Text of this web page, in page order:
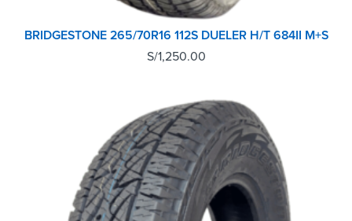
BRIDGESTONE 265/70R16 112S DUELER H/T 684II M+S
S/1,250.00